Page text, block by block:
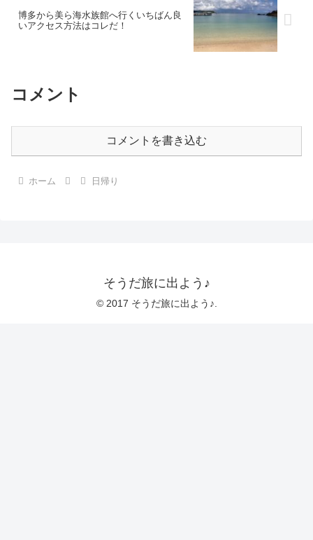
博多から美ら海水族館へ行くいちばん良
いアクセス方法はコレだ！
コメント
コメントを書き込む
ホーム 日帰り
そうだ旅に出よう♪
© 2017 そうだ旅に出よう♪.